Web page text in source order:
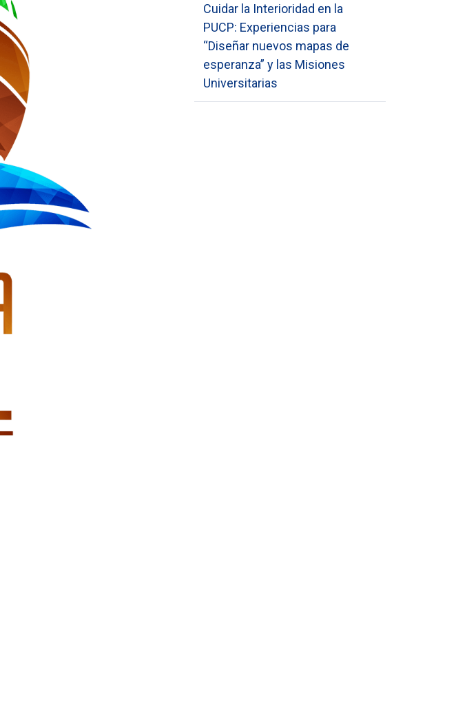
Cuidar la Interioridad en la
PUCP: Experiencias para
“Diseñar nuevos mapas de
esperanza” y las Misiones
Universitarias